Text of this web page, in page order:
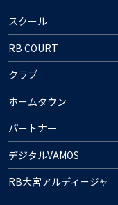
スクール
RB COURT
クラブ
ホームタウン
パートナー
デジタルVAMOS
RB大宮アルディージャ